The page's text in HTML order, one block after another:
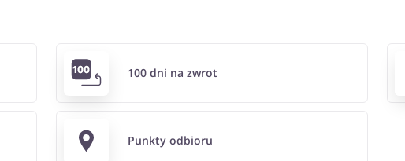
100 dni na zwrot
Punkty odbioru